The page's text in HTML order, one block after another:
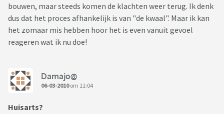
bouwen, maar steeds komen de klachten weer terug. Ik denk
dus dat het proces afhankelijk is van "de kwaal". Maar ik kan
het zomaar mis hebben hoor het is even vanuit gevoel
reageren wat ik nu doe!
Damajo@
06-03-2010om 11:04
Huisarts?